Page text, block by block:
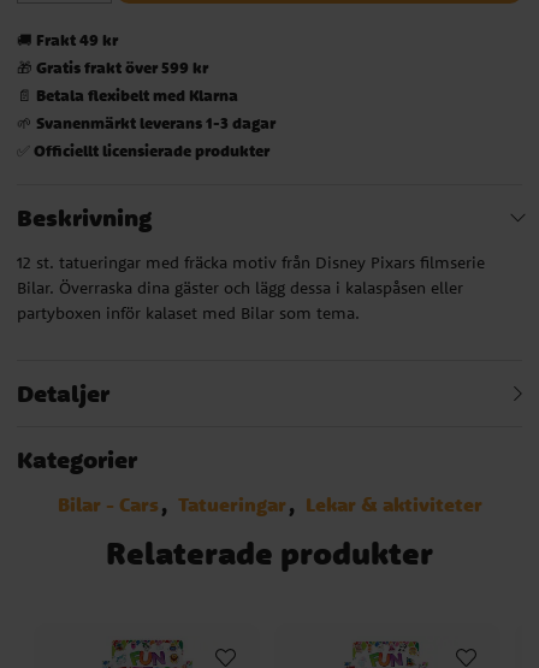
🚚 Frakt 49 kr
🎁 Gratis frakt över 599 kr
📄 Betala flexibelt med Klarna
🌱 Svanenmärkt leverans 1-3 dagar
✅ Officiellt licensierade produkter
Beskrivning
12 st. tatueringar med fräcka motiv från Disney Pixars filmserie
Bilar. Överraska dina gäster och lägg dessa i kalaspåsen eller
partyboxen inför kalaset med Bilar som tema.
Detaljer
Kategorier
Bilar - Cars Tatueringar Lekar & aktiviteter
Relaterade produkter